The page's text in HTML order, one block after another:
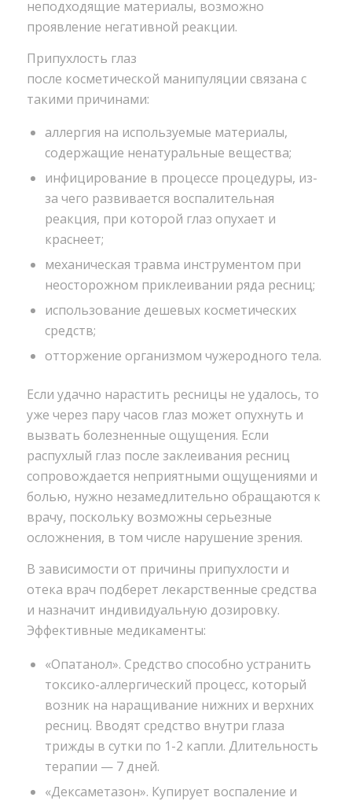
неподходящие материалы, возможно
проявление негативной реакции.
Припухлость глаз
после косметической манипуляции связана с
такими причинами:
аллергия на используемые материалы,
содержащие ненатуральные вещества;
инфицирование в процессе процедуры, из-
за чего развивается воспалительная
реакция, при которой глаз опухает и
краснеет;
механическая травма инструментом при
неосторожном приклеивании ряда ресниц;
использование дешевых косметических
средств;
отторжение организмом чужеродного тела.
Если удачно нарастить ресницы не удалось, то
уже через пару часов глаз может опухнуть и
вызвать болезненные ощущения. Если
распухлый глаз после заклеивания ресниц
сопровождается неприятными ощущениями и
болью, нужно незамедлительно обращаются к
врачу, поскольку возможны серьезные
осложнения, в том числе нарушение зрения.
В зависимости от причины припухлости и
отека врач подберет лекарственные средства
и назначит индивидуальную дозировку.
Эффективные медикаменты:
«Опатанол». Средство способно устранить
токсико-аллергический процесс, который
возник на наращивание нижних и верхних
ресниц. Вводят средство внутри глаза
трижды в сутки по 1-2 капли. Длительность
терапии — 7 дней.
«Дексаметазон». Купирует воспаление и